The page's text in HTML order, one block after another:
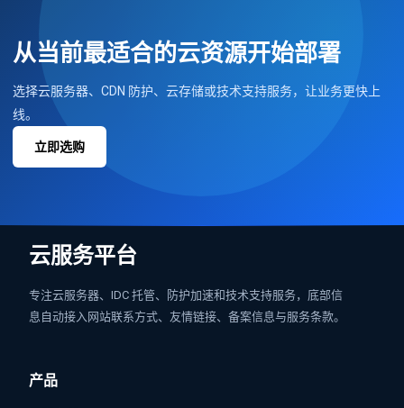
从当前最适合的云资源开始部署
选择云服务器、CDN 防护、云存储或技术支持服务，让业务更快上
线。
立即选购
云服务平台
专注云服务器、IDC 托管、防护加速和技术支持服务，底部信
息自动接入网站联系方式、友情链接、备案信息与服务条款。
产品